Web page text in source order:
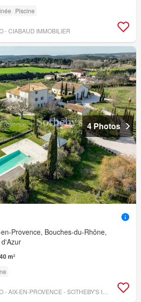
Piscine
- CIABAUD IMMOBILIER
4 Photos
Provence, Bouches-du-Rhône,
m²